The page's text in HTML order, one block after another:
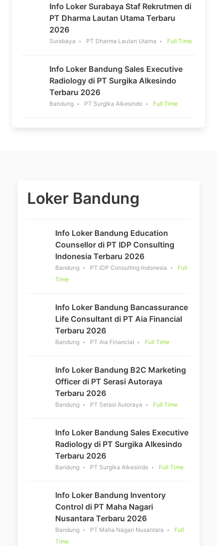
Info Loker Surabaya Staf Rekrutmen di
PT Dharma Lautan Utama Terbaru
2026
Surabaya PT Dharma Lautan Utama Full Time
Info Loker Bandung Sales Executive
Radiology di PT Surgika Alkesindo
Terbaru 2026
Bandung PT Surgika Alkesindo Full Time
Loker Bandung
Info Loker Bandung Education
Counsellor di PT IDP Consulting
Indonesia Terbaru 2026
Bandung PT IDP Consulting Indonesia
Full
Time
Info Loker Bandung Bancassurance
Life Consultant di PT Aia Financial
Terbaru 2026
Bandung PT Aia Financial Full Time
Info Loker Bandung B2C Marketing
Officer di PT Serasi Autoraya
Terbaru 2026
Bandung PT Serasi Autoraya Full Time
Info Loker Bandung Sales Executive
Radiology di PT Surgika Alkesindo
Terbaru 2026
Bandung PT Surgika Alkesindo Full Time
Info Loker Bandung Inventory
Control di PT Maha Nagari
Nusantara Terbaru 2026
Bandung PT Maha Nagari Nusantara
Full
Time